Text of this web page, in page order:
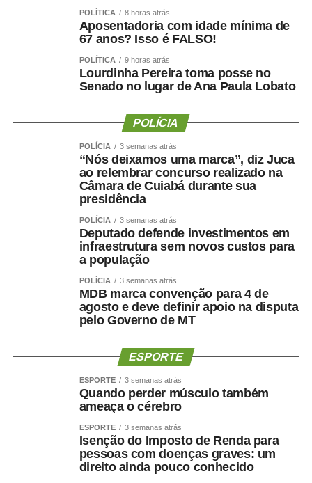
educação infantil de qualidade passa, necessariamente,
pelo entendimento de que a educação é um direito social
e um dever do estado.
— Pensar o financiamento de creches e da educação
cumpra sua obrigação de implantar uma educação de
qualidade — disse o professor.
A coordenadora do Movimento Somos Todas
Professoras, Berta Lúcia Souza Lima, disse que quem
atua “no chão da creche” sabe da necessidade de mais
recursos para a educação infantil. Segundo ela, o desafio
do movimento é cobrar a implementação daLei 15.326,
, que reconhece os professores da educação
infantil como profissionais do magistério público.
— A educação infantil é a que precisa de mais recursos,
pois demanda mais profissionais, alimentação mais
saudável e materiais didáticos específicos. Estamos
trabalhando, fazendo nosso trabalho, formando cidadãos
Avanços
Para a presidente da Associação Nacional de Pesquisa
em Financiamento da Educação (Fineduca), professora
Adriana Dragone Silveira, a educação avançou muito no
Brasil com o Fundo de Manutenção e Desenvolvimento
POLÍTICA 8 horas atrás
Aposentadoria com idade mínima de
67 anos? Isso é FALSO!
POLÍTICA 9 horas atrás
Lourdinha Pereira toma posse no
Senado no lugar de Ana Paula Lobato
POLÍCIA
POLÍCIA 3 semanas atrás
“Nós deixamos uma marca”, diz Juca
ao relembrar concurso realizado na
Câmara de Cuiabá durante sua
presidência
POLÍCIA 3 semanas atrás
Deputado defende investimentos em
infraestrutura sem novos custos para
a população
POLÍCIA 3 semanas atrás
MDB marca convenção para 4 de
agosto e deve definir apoio na disputa
pelo Governo de MT
ESPORTE
ESPORTE 3 semanas atrás
Quando perder músculo também
ameaça o cérebro
ESPORTE 3 semanas atrás
Isenção do Imposto de Renda para
pessoas com doenças graves: um
direito ainda pouco conhecido